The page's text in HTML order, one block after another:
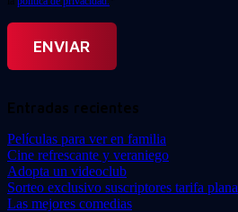
Entradas recientes
Películas para ver en familia
Cine refrescante y veraniego
Adopta un videoclub
Sorteo exclusivo suscriptores tarifa plana
Las mejores comedias